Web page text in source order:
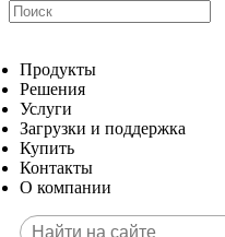
Продукты
Решения
Услуги
Загрузки и поддержка
Купить
Контакты
О компании